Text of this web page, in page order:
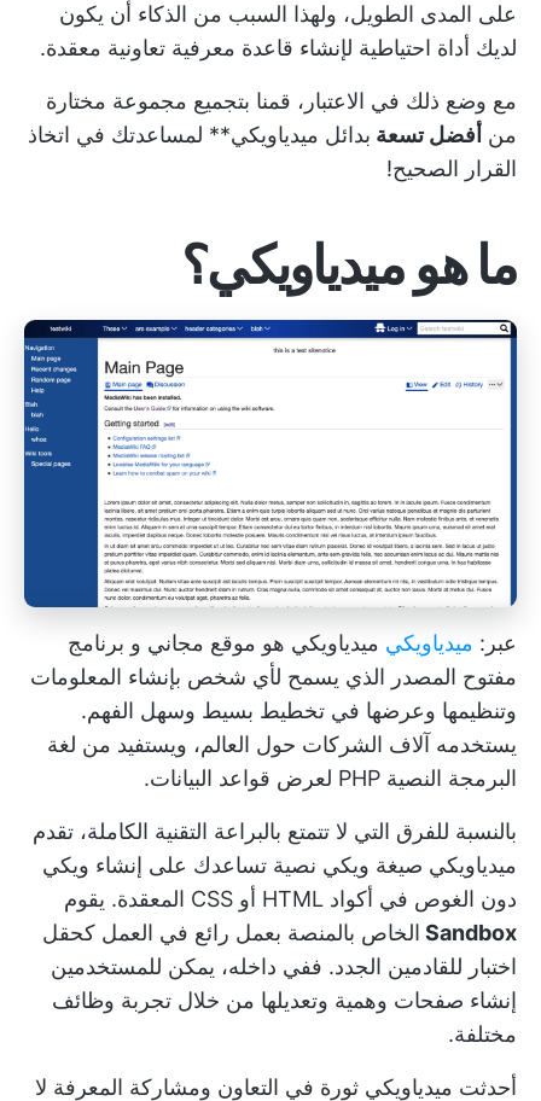
على المدى الطويل، ولهذا السبب من الذكاء أن يكون
لديك أداة احتياطية لإنشاء قاعدة معرفية تعاونية معقدة.
مع وضع ذلك في الاعتبار، قمنا بتجميع مجموعة مختارة
من أفضل تسعة بدائل ميدياويكي** لمساعدتك في اتخاذ
القرار الصحيح!
ما هو ميدياويكي؟
عبر: ميدياويكي ميدياويكي هو موقع مجاني و برنامج
مفتوح المصدر الذي يسمح لأي شخص بإنشاء المعلومات
وتنظيمها وعرضها في تخطيط بسيط وسهل الفهم.
يستخدمه آلاف الشركات حول العالم، ويستفيد من لغة
البرمجة النصية PHP لعرض قواعد البيانات.
بالنسبة للفرق التي لا تتمتع بالبراعة التقنية الكاملة، تقدم
ميدياويكي صيغة ويكي نصية تساعدك على إنشاء ويكي
دون الغوص في أكواد HTML أو CSS المعقدة. يقوم
Sandbox الخاص بالمنصة بعمل رائع في العمل كحقل
اختبار للقادمين الجدد. ففي داخله، يمكن للمستخدمين
إنشاء صفحات وهمية وتعديلها من خلال تجربة وظائف
مختلفة.
أحدثت ميدياويكي ثورة في التعاون ومشاركة المعرفة لا